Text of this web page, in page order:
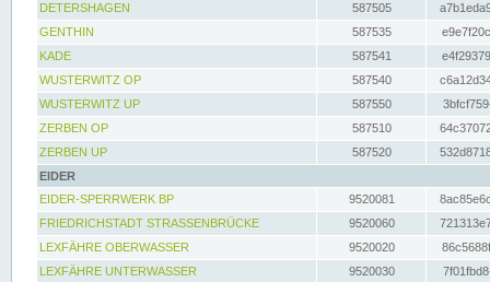
DETERSHAGEN
587505
GENTHIN
587535
KADE
587541
WUSTERWITZ OP
587540
WUSTERWITZ UP
587550
ZERBEN OP
587510
ZERBEN UP
587520
EIDER
EIDER-SPERRWERK BP
9520081
FRIEDRICHSTADT STRASSENBRÜCKE
9520060
LEXFÄHRE OBERWASSER
9520020
LEXFÄHRE UNTERWASSER
9520030